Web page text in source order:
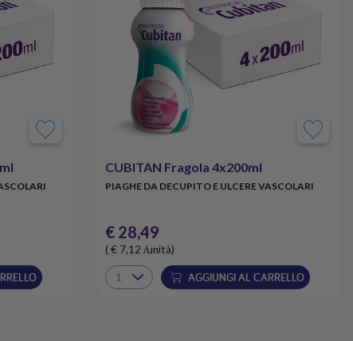
CUBITAN Fragola 4x200ml
PIAGHE DA DECUPITO E ULCERE VASCOLARI
€ 28,49
( € 7,12 /unità)
AGGIUNGI AL CARRELLO